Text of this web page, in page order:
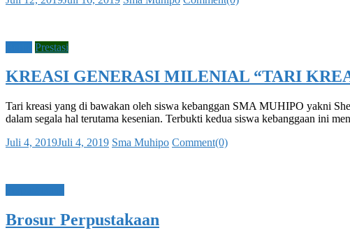
Prestasi
KREASI GENERASI MILENIAL “TARI
Tari kreasi yang di bawakan oleh siswa kebanggan SMA MUHIPO yakni
dalam segala hal terutama kesenian. Terbukti kedua siswa kebanggaan ini
Posted
Juli 4, 2019Juli 4, 2019 Author
Sma Muhipo Comment(0)
Brosur Perpustakaan